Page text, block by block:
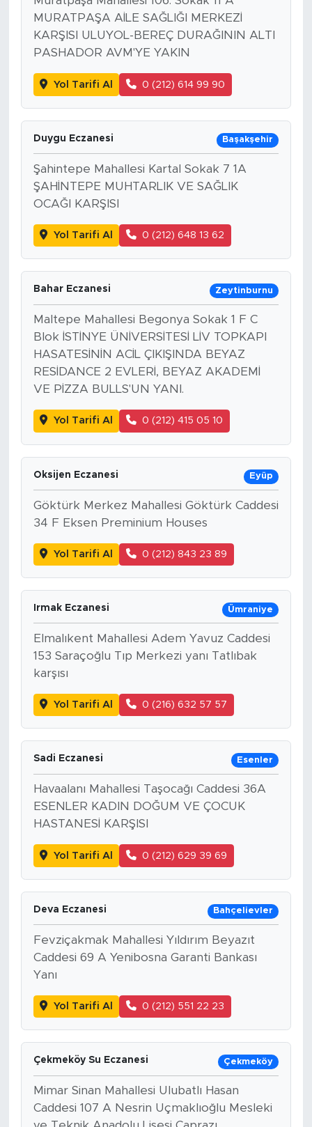
MURATPAŞA AİLE SAĞLIĞI MERKEZİ
KARŞISI ULUYOL-BEREÇ DURAĞININ ALTI
PASHADOR AVM'YE YAKIN
Yol Tarifi Al 0 (212) 614 99 90
Duygu Eczanesi Başakşehir
Şahintepe Mahallesi Kartal Sokak 7 1A
ŞAHİNTEPE MUHTARLIK VE SAĞLIK
OCAĞI KARŞISI
Yol Tarifi Al 0 (212) 648 13 62
Bahar Eczanesi Zeytinburnu
Maltepe Mahallesi Begonya Sokak 1 F C
Blok İSTİNYE ÜNİVERSİTESİ LİV TOPKAPI
HASATESİNİN ACİL ÇIKIŞINDA BEYAZ
RESİDANCE 2 EVLERİ, BEYAZ AKADEMİ
VE PİZZA BULLS'UN YANI.
Yol Tarifi Al 0 (212) 415 05 10
Oksijen Eczanesi Eyüp
Göktürk Merkez Mahallesi Göktürk Caddesi
34 F Eksen Preminium Houses
Yol Tarifi Al 0 (212) 843 23 89
Irmak Eczanesi Ümraniye
Elmalıkent Mahallesi Adem Yavuz Caddesi
153 Saraçoğlu Tıp Merkezi yanı Tatlıbak
karşısı
Yol Tarifi Al 0 (216) 632 57 57
Sadi Eczanesi Esenler
Havaalanı Mahallesi Taşocağı Caddesi 36A
ESENLER KADIN DOĞUM VE ÇOCUK
HASTANESİ KARŞISI
Yol Tarifi Al 0 (212) 629 39 69
Deva Eczanesi Bahçelievler
Fevziçakmak Mahallesi Yıldırım Beyazıt
Caddesi 69 A Yenibosna Garanti Bankası
Yanı
Yol Tarifi Al 0 (212) 551 22 23
Çekmeköy Su Eczanesi Çekmeköy
Mimar Sinan Mahallesi Ulubatlı Hasan
Caddesi 107 A Nesrin Uçmaklıoğlu Mesleki